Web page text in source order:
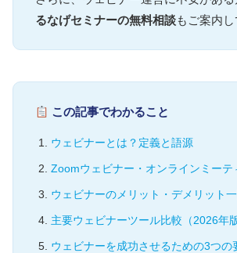
るなげセミナーの無料相談もご案内し
この記事でわかること
ウェビナーとは？定義と語源
Zoomウェビナー・オンラインミーテ
ウェビナーのメリット・デメリット
主要ウェビナーツール比較（2026年版
ウェビナーを成功させるための3つの